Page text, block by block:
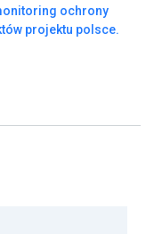
ochrony
projektu polsce.